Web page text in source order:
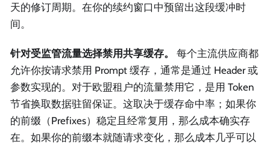
天的修订周期。在你的续约窗口中预留出这段缓冲时
间。
针对受监管流量选择禁用共享缓存。
每个主流供应商都
允许你按请求禁用 Prompt 缓存，通常是通过 Header 或
参数实现的。对于欧盟租户的流量禁用它，是用 Token
节省换取数据驻留保证。这取决于缓存命中率；如果你
的前缀（Prefixes）稳定且经常复用，那么成本确实存
在。如果你的前缀本就随请求变化，那么成本几乎可以